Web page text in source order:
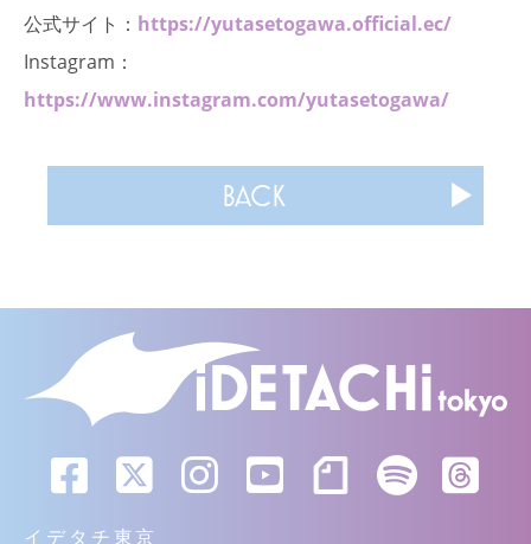
公式サイト： https://yutasetogawa.official.ec/
Instagram：
https://www.instagram.com/yutasetogawa/
BACK
イデタチ東京